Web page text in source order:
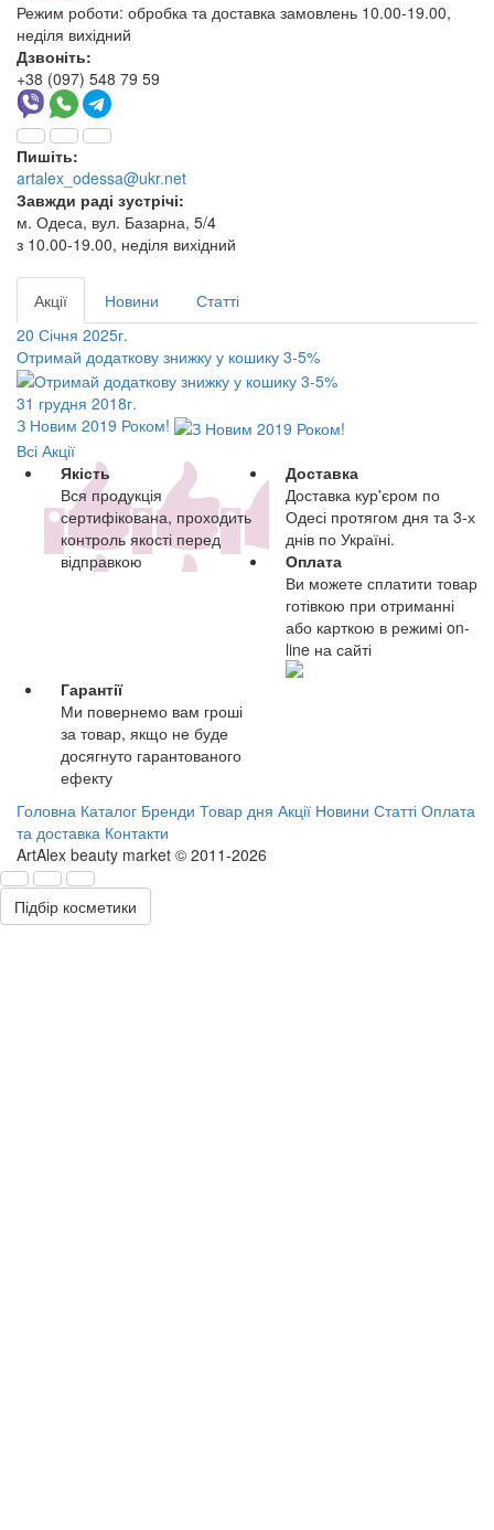
Режим роботи: обробка та доставка замовлень 10.00-19.00,
неділя вихідний
Дзвоніть:
+38 (097) 548 79 59
Пишіть:
artalex_odessa@ukr.net
Завжди раді зустрічі:
м. Одеса, вул. Базарна, 5/4
з 10.00-19.00, неділя вихідний
Акції Новини
Статті
20 Січня 2025г.
Отримай додаткову знижку у кошику 3-5%
31 грудня 2018г.
З Новим 2019 Роком!
Всі Акції
Якість
Вся продукція
сертифікована, проходить
контроль якості перед
відправкою
Доставка
Доставка кур'єром по
Одесі протягом дня та 3-х
днів по Україні.
Оплата
Ви можете сплатити товар
готівкою при отриманні
або карткою в режимі on-
line на сайті
Гарантії
Ми повернемо вам гроші
за товар, якщо не буде
досягнуто гарантованого
ефекту
Головна Каталог Бренди Товар дня Акції Новини Статті Оплата
та доставка Контакти
ArtAlex beauty market © 2011-2026
Підбір косметики